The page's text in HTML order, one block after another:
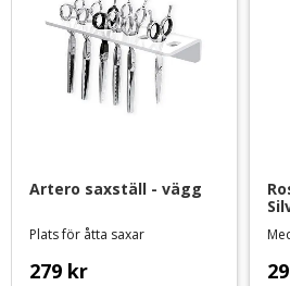
Artero saxställ - vägg
Plats för åtta saxar
279 kr